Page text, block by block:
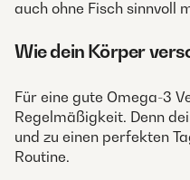
auch ohne Fisch sinnvoll
Wie dein Körper
Für eine gute Omega-3
Regelmäßigkeit. Denn
und zu einen perfekten
Routine.